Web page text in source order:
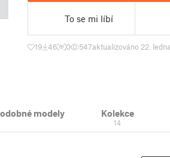
To se mi líbí
19 46 0 547aktualizováno 22.
modely Kolekce
14